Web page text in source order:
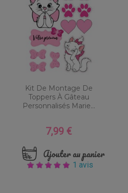
Kit De Montage De
Toppers À Gâteau
Personnalisés Marie...
Prix
7,99 €
Ajouter au panier
1 avis